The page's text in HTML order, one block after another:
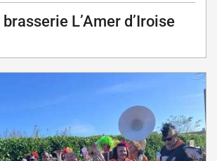
L’Amer d’Iroise